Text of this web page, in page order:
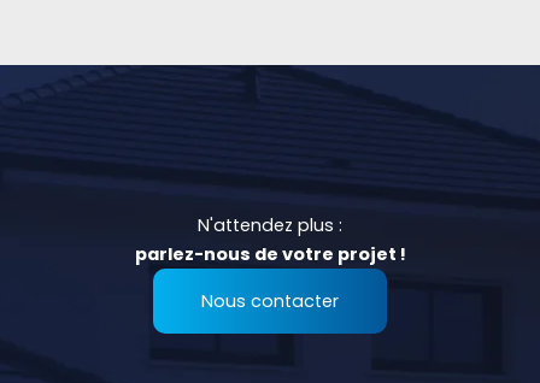
N'attendez plus :
parlez-nous de votre projet !
Nous contacter